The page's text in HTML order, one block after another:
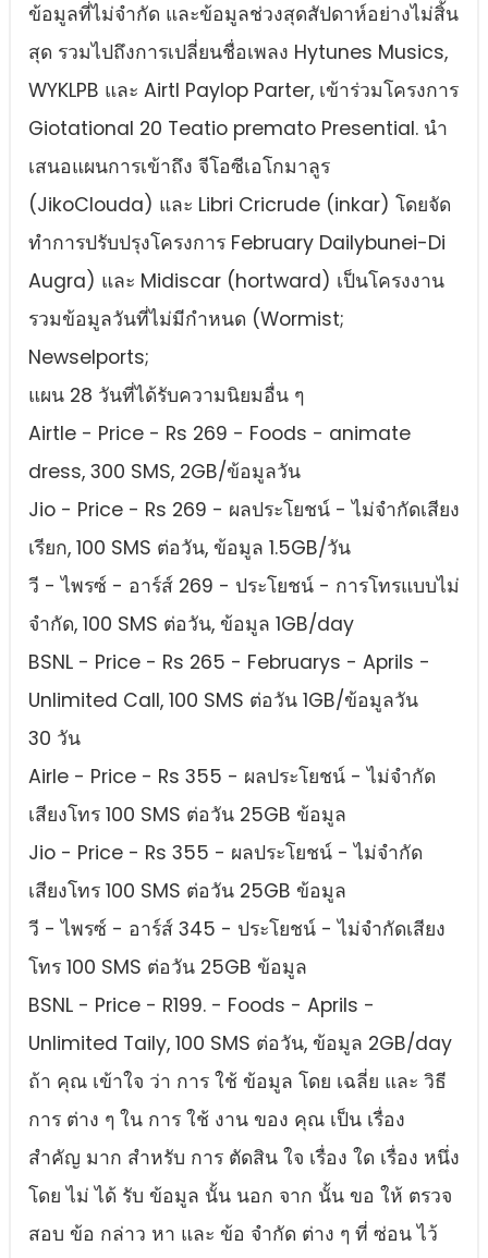
ข้อมูลที่ไม่จํากัด และข้อมูลช่วงสุดสัปดาห์อย่างไม่สิ้น
สุด รวมไปถึงการเปลี่ยนชื่อเพลง Hytunes Musics,
WYKLPB และ Airtl Paylop Parter, เข้าร่วมโครงการ
Giotational 20 Teatio premato Presential. นํา
เสนอแผนการเข้าถึง จีโอซีเอโกมาลูร
(JikoClouda) และ Libri Cricrude (inkar) โดยจัด
ทําการปรับปรุงโครงการ February Dailybunei-Di
Augra) และ Midiscar (hortward) เป็นโครงงาน
รวมข้อมูลวันที่ไม่มีกําหนด (Wormist;
Newselports;
แผน 28 วันที่ได้รับความนิยมอื่น ๆ
Airtle - Price - Rs 269 - Foods - animate
dress, 300 SMS, 2GB/ข้อมูลวัน
Jio - Price - Rs 269 - ผลประโยชน์ - ไม่จํากัดเสียง
เรียก, 100 SMS ต่อวัน, ข้อมูล 1.5GB/วัน
วี - ไพรซ์ - อาร์ส์ 269 - ประโยชน์ - การโทรแบบไม่
จํากัด, 100 SMS ต่อวัน, ข้อมูล 1GB/day
BSNL - Price - Rs 265 - Februarys - Aprils -
Unlimited Call, 100 SMS ต่อวัน 1GB/ข้อมูลวัน
30 วัน
Airle - Price - Rs 355 - ผลประโยชน์ - ไม่จํากัด
เสียงโทร 100 SMS ต่อวัน 25GB ข้อมูล
Jio - Price - Rs 355 - ผลประโยชน์ - ไม่จํากัด
เสียงโทร 100 SMS ต่อวัน 25GB ข้อมูล
วี - ไพรซ์ - อาร์ส์ 345 - ประโยชน์ - ไม่จํากัดเสียง
โทร 100 SMS ต่อวัน 25GB ข้อมูล
BSNL - Price - R199. - Foods - Aprils -
Unlimited Taily, 100 SMS ต่อวัน, ข้อมูล 2GB/day
ถ้า คุณ เข้าใจ ว่า การ ใช้ ข้อมูล โดย เฉลี่ย และ วิธี
การ ต่าง ๆ ใน การ ใช้ งาน ของ คุณ เป็น เรื่อง
สําคัญ มาก สําหรับ การ ตัดสิน ใจ เรื่อง ใด เรื่อง หนึ่ง
โดย ไม่ ได้ รับ ข้อมูล นั้น นอก จาก นั้น ขอ ให้ ตรวจ
สอบ ข้อ กล่าว หา และ ข้อ จํากัด ต่าง ๆ ที่ ซ่อน ไว้